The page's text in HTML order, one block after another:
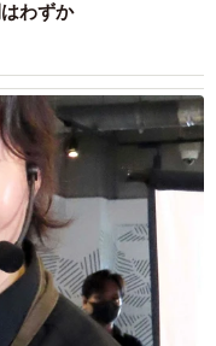
わずか